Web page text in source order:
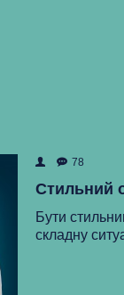
78
Стильний
Бути
складну